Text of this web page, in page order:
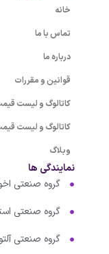
خانه
تماس با ما
درباره ما
قوانین و مقررات
کاتالوگ و لیست
کاتالوگ و لیست
وبلاگ
نمایندگی ها
گروه صنعتی
گروه صنعتی
گروه صنعتی